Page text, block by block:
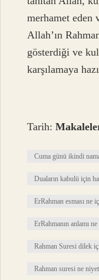
merhamet eden
Allah’ın
gösterdiği ve
karşılamaya
Tarih:
Cuma günü ikindi
Duaların kabulü için
ErRahman esması ne
ErRahmanın anlamı ne
Rahman Suresi dilek
Rahman suresi ne